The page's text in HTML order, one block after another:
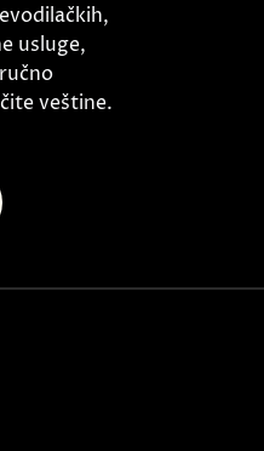
usluge,
veštine.